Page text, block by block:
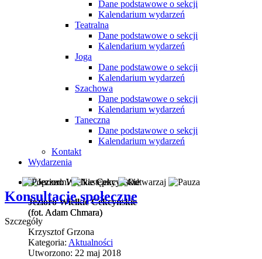
Dane podstawowe o sekcji
Kalendarium wydarzeń
Teatralna
Dane podstawowe o sekcji
Kalendarium wydarzeń
Joga
Dane podstawowe o sekcji
Kalendarium wydarzeń
Szachowa
Dane podstawowe o sekcji
Kalendarium wydarzeń
Taneczna
Dane podstawowe o sekcji
Kalendarium wydarzeń
Kontakt
Wydarzenia
Jezioro Wielkie Cekcyńskie
(fot. Adam Chmara)
(fot. Adam Chmara)
Konsultacje społeczne
Szczegóły
Krzysztof Grzona
Kategoria: Aktualności
Utworzono: 22 maj 2018